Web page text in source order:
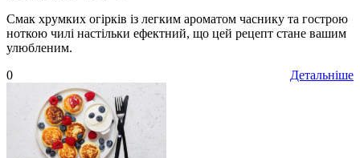
Смак хрумких огірків із легким ароматом часнику та гострою
ноткою чилі настільки ефектний, що цей рецепт стане вашим
улюбленим.
Детальніше
0